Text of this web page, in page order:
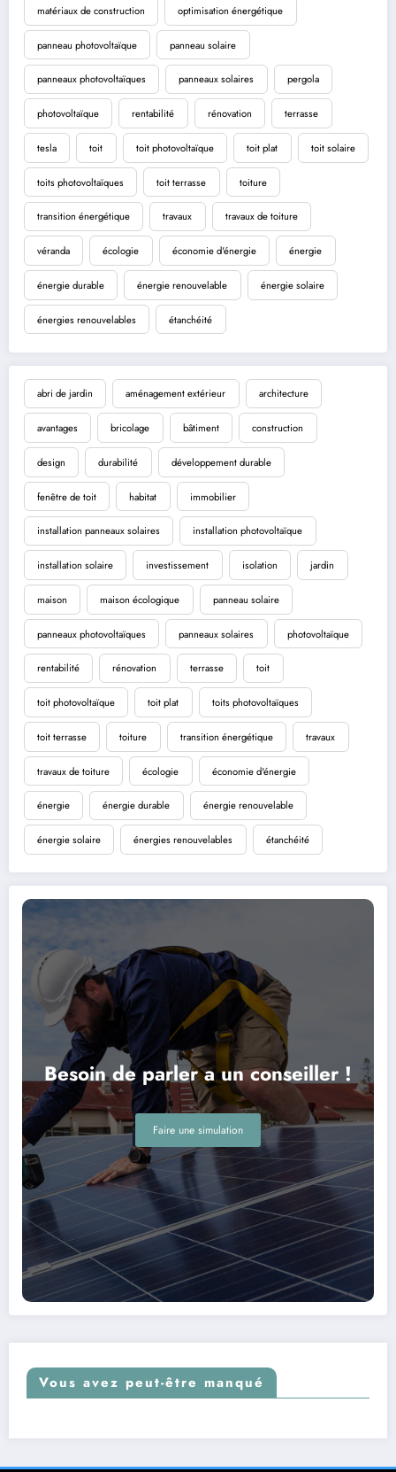
matériaux de construction optimisation énergétique
panneau photovoltaïque panneau solaire
panneaux photovoltaïques panneaux solaires pergola
photovoltaïque rentabilité rénovation terrasse
tesla toit toit photovoltaïque toit plat toit solaire
toits photovoltaïques toit terrasse toiture
transition énergétique travaux travaux de toiture
véranda écologie économie d'énergie énergie
énergie durable énergie renouvelable énergie solaire
énergies renouvelables étanchéité
abri de jardin aménagement extérieur architecture
avantages bricolage bâtiment construction
design durabilité développement durable
fenêtre de toit habitat immobilier
installation panneaux solaires installation photovoltaïque
installation solaire investissement isolation jardin
maison maison écologique panneau solaire
panneaux photovoltaïques panneaux solaires photovoltaïque
rentabilité rénovation terrasse toit
toit photovoltaïque toit plat toits photovoltaïques
toit terrasse toiture transition énergétique travaux
travaux de toiture écologie économie d'énergie
énergie énergie durable énergie renouvelable
énergie solaire énergies renouvelables étanchéité
Besoin de parler a un conseiller !
Faire une simulation
Vous avez peut-être manqué